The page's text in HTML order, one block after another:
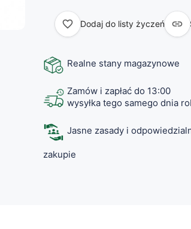
favorite_border Dodaj do listy życzeń 
Realne stany magazynowe
Zamów i zapłać do 13:00
wysyłka tego samego dnia
Jasne zasady i
zakupie